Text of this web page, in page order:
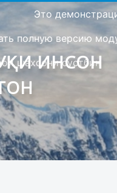
Это
полную версию
шахсони сустбин
ИНСОН